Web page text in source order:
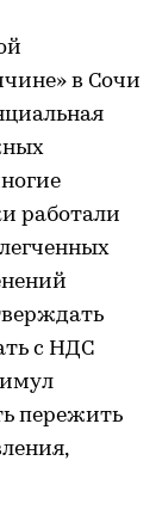
в Сочи
работали
с НДС
пережить